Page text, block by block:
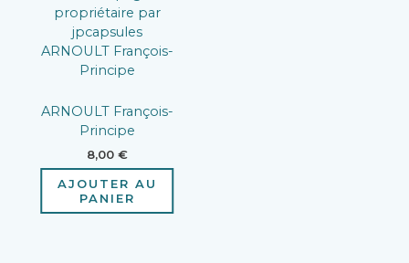
ARNOULT François-
Principe
8,00 €
AJOUTER AU
PANIER